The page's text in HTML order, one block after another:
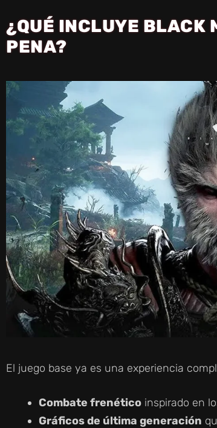
¿QUÉ INCLUYE BLACK
PENA?
El juego base ya es una experiencia
Combate frenético inspirado en
Gráficos de última generación